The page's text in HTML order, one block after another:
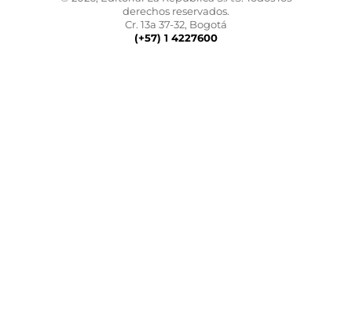
derechos reservados.
Cr. 13a 37-32, Bogotá
(+57) 1 4227600